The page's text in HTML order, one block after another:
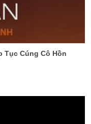
Tục Cúng Cô Hồn